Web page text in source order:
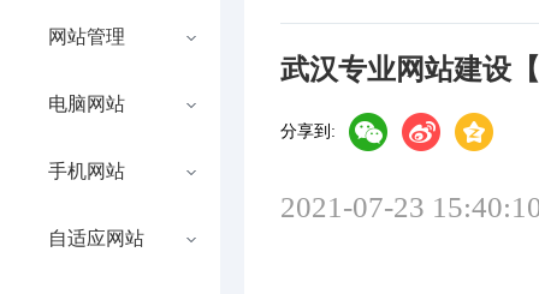
网站管理
电脑网站
手机网站
自适应网站
武汉专业网站建设
分享到:
2021-07-23